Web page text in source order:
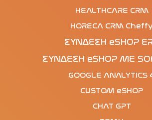
HEALTHCARE CRM
HORECA CRM
ΣΥΝΔΕΣΗ eSHOP
ΣΥΝΔΕΣΗ eSHOP ΜΕ
GOOGLE ANALYTICS
CUSTOM eSHOP
CHAT GPT